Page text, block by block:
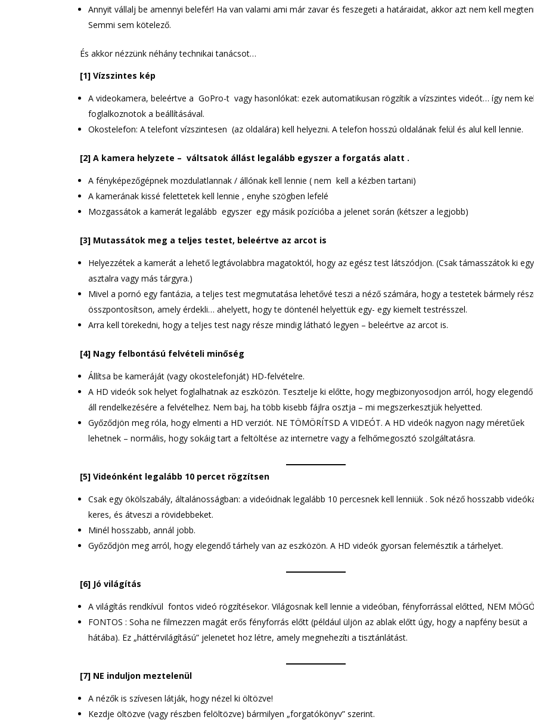
Annyit vállalj be amennyi belefér! Ha van valami ami már zavar és feszegeti a határaidat, akkor azt nem kell
Semmi sem kötelező.
És akkor nézzünk néhány technikai tanácsot…
[1] Vízszintes kép
A videokamera, beleértve a GoPro-t vagy hasonlókat: ezek automatikusan rögzítik a vízszintes videót… így nem
foglalkoznotok a beállításával.
Okostelefon: A telefont vízszintesen (az oldalára) kell helyezni. A telefon hosszú oldalának felül és alul kell lennie.
[2] A kamera helyzete – váltsatok állást legalább egyszer a forgatás alatt .
A fényképezőgépnek mozdulatlannak / állónak kell lennie ( nem kell a kézben tartani)
A kamerának kissé felettetek kell lennie , enyhe szögben lefelé
Mozgassátok a kamerát legalább egyszer egy másik pozícióba a jelenet során (kétszer a legjobb)
[3] Mutassátok meg a teljes testet, beleértve az arcot is
Helyezzétek a kamerát a lehető legtávolabbra magatoktól, hogy az egész test látszódjon. (Csak támasszátok ki egy
asztalra vagy más tárgyra.)
Mivel a pornó egy fantázia, a teljes test megmutatása lehetővé teszi a néző számára, hogy a testetek bármely
összpontosítson, amely érdekli… ahelyett, hogy te döntenél helyettük egy- egy kiemelt testrésszel.
Arra kell törekedni, hogy a teljes test nagy része mindig látható legyen – beleértve az arcot is.
[4] Nagy felbontású felvételi minőség
Állítsa be kameráját (vagy okostelefonját) HD-felvételre.
A HD videók sok helyet foglalhatnak az eszközön. Tesztelje ki előtte, hogy megbizonyosodjon arról, hogy
áll rendelkezésére a felvételhez. Nem baj, ha több kisebb fájlra osztja – mi megszerkesztjük helyetted.
Győződjön meg róla, hogy elmenti a HD verziót. NE TÖMÖRÍTSD A VIDEÓT. A HD videók nagyon nagy méretűek
lehetnek – normális, hogy sokáig tart a feltöltése az internetre vagy a felhőmegosztó szolgáltatásra.
[5] Videónként legalább 10 percet rögzítsen
Csak egy ökölszabály, általánosságban: a videóidnak legalább 10 percesnek kell lenniük . Sok néző hosszabb
keres, és átveszi a rövidebbeket.
Minél hosszabb, annál jobb.
Győződjön meg arról, hogy elegendő tárhely van az eszközön. A HD videók gyorsan felemésztik a tárhelyet.
[6] Jó világítás
A világítás rendkívül fontos videó rögzítésekor. Világosnak kell lennie a videóban, fényforrással előtted, NEM
FONTOS : Soha ne filmezzen magát erős fényforrás előtt (például üljön az ablak előtt úgy, hogy a napfény besüt a
hátába). Ez „háttérvilágítású” jelenetet hoz létre, amely megnehezíti a tisztánlátást.
[7] NE induljon meztelenül
A nézők is szívesen látják, hogy nézel ki öltözve!
Kezdje öltözve (vagy részben felöltözve) bármilyen „forgatókönyv” szerint.